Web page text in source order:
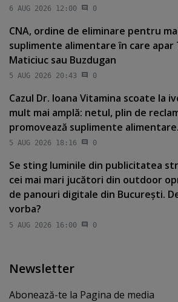
6 AUG 2026 12:00 0
CNA, ordine de eliminare pentru
suplimente alimentare în care apar
Maticiuc sau Buzdugan
5 AUG 2026 20:43 0
Cazul Dr. Ioana Vitamina scoate la
mult mai amplă: netul, plin de
promovează suplimente
5 AUG 2026 18:16 0
Se sting luminile din publicitatea
cei mai mari jucători din outdoor
de panouri digitale din Bucureşti.
vorba?
5 AUG 2026 16:00 0
Newsletter
Abonează-te la Pagina de media